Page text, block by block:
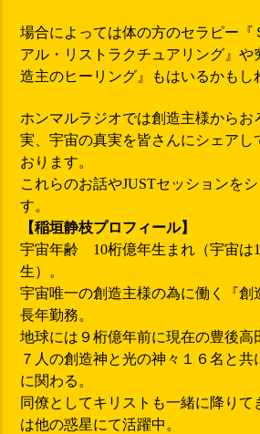
場合によっては体の方のセラピー『
アル・リストラクチュアリング』や
造主のヒーリング』もはいるかもし
ホンマルラジオでは創造主様からお
実、宇宙の真実を皆さんにシェアし
おります。
これらのお話やJUSTセッションを
す。
【稲垣静枝プロフィール】
宇宙年齢 10桁億年生まれ（宇宙は
生）。
宇宙唯一の創造主様の為に働く『創
長年勤務。
地球には９桁億年前に現在の豊後高
７人の創造神と光の神々１６名と共
に関わる。
同僚としてキリストも一緒に降り
は他の惑星にて活躍中。